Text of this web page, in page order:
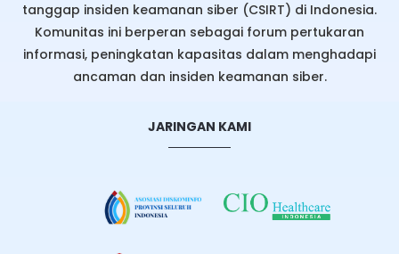
tanggap insiden keamanan siber (CSIRT) di Indonesia.
Komunitas ini berperan sebagai forum pertukaran
informasi, peningkatan kapasitas dalam menghadapi
ancaman dan insiden keamanan siber.
JARINGAN KAMI